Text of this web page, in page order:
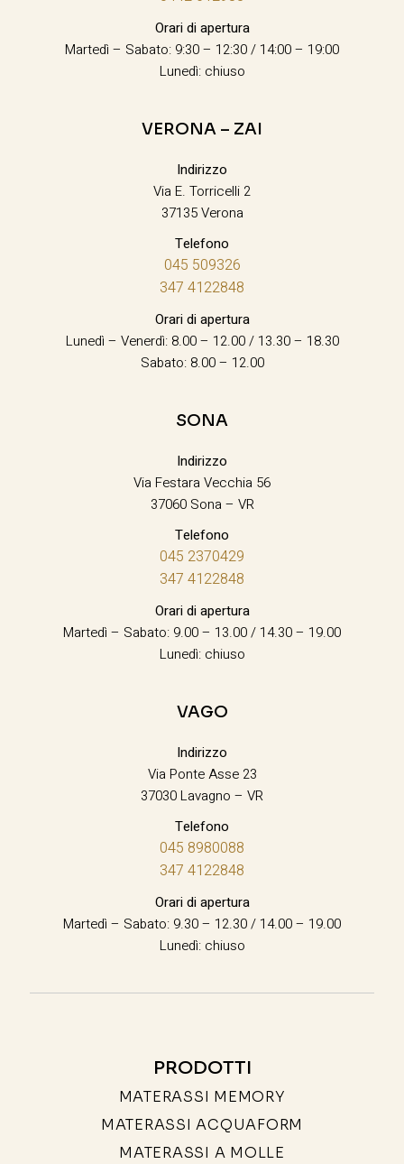
Orari di apertura
Martedì – Sabato: 9:30 – 12:30 / 14:00 – 19:00
Lunedì: chiuso
VERONA – ZAI
Indirizzo
Via E. Torricelli 2
37135 Verona
Telefono
045 509326
347 4122848
Orari di apertura
Lunedì – Venerdì: 8.00 – 12.00 / 13.30 – 18.30
Sabato: 8.00 – 12.00
SONA
Indirizzo
Via Festara Vecchia 56
37060 Sona – VR
Telefono
045 2370429
347 4122848
Orari di apertura
Martedì – Sabato: 9.00 – 13.00 / 14.30 – 19.00
Lunedì: chiuso
VAGO
Indirizzo
Via Ponte Asse 23
37030 Lavagno – VR
Telefono
045 8980088
347 4122848
Orari di apertura
Martedì – Sabato: 9.30 – 12.30 / 14.00 – 19.00
Lunedì: chiuso
PRODOTTI
MATERASSI MEMORY
MATERASSI ACQUAFORM
MATERASSI A MOLLE